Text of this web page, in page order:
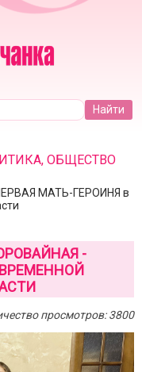
ОБЩЕСТВО
МАТЬ-ГЕРОИНЯ в
-
просмотров: 3800